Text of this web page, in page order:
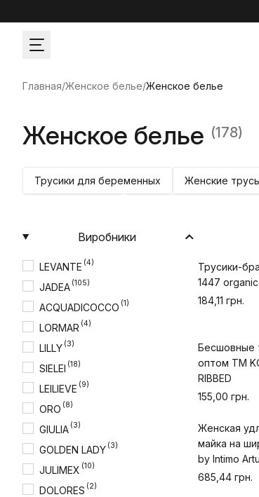
Главная/Женское белье/Женское белье
Женское белье (178)
Трусики для беременных Женские
Боди женское хлопок
Виробники
LEVANTE (4)
JADEA (105)
ACQUADICOCCO (1)
LORMAR (4)
LILLY (3)
SIELEI (18)
LEILIEVE (9)
ORO (8)
GIULIA (3)
GOLDEN LADY (3)
JULIMEX (10)
DOLORES (2)
Трусики-
1447
184,11 грн.
Бесшовные
оптом TM
RIBBED
155,00 грн.
Женская
майка на
by Intimo
685,44 грн.